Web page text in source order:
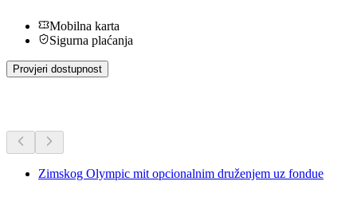
Mobilna karta
Sigurna plaćanja
Provjeri dostupnost
Zimskog Olympic mit opcionalnim druženjem uz fondue